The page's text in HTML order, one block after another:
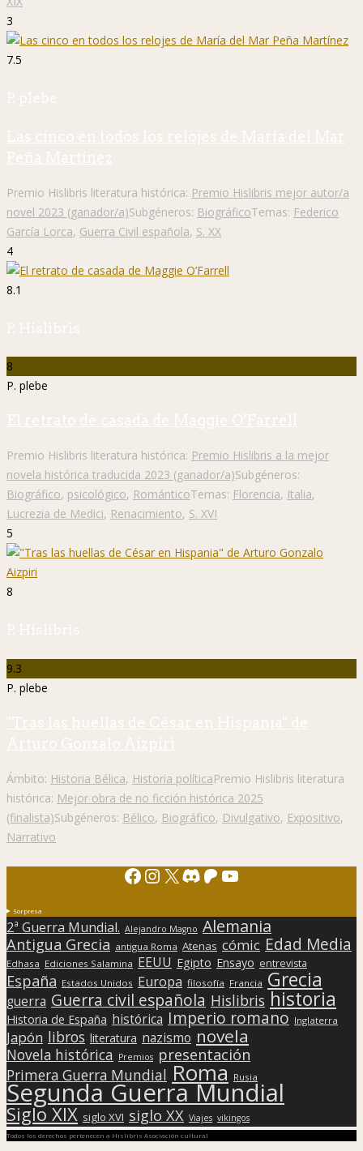
3
7.5
P. plebe
Las cinco en todos los relojes de María del Mar
Peña Martínez
Premio Hislibris literatura histórica: Premio Hislibris mejor autor/a
novel 2023 (ganador/a)Subgéneros: BiográficoTemas: Federico
García Lorca, Guerra Civil española, S. XX
4
8.1
P. Hislibris
8
P. plebe
El retrato de casada de Maggie O’Farrell
Premio Hislibris literatura histórica: Premio Hislibris a la mejor
novela histórica traducida 2023 (ganador/a)Subgéneros:
Biográfico, psicológico, RománticoTemas: Florencia, Italia,
Lucrezia de Medici, Renacimiento, S. XVI
5
8
P. Hislibris
9.3
P. plebe
"Tras las huellas de César en Hispania" de
Arturo Gonzalo Aizpiri
Ámbito: Historia Bélica, Historia políticaPremio Hislibris literatura
histórica: Mejor obra de no ficción histórica 2025
(finalista)Subgéneros: Bélico, Biográfico, Divulgativo, Expositivo,
Narrativo
Facebook
Instagram
X Discord
Patreon
YouTube
Sorpresa
2ª Guerra Mundial. Alejandro Magno Alemania
Antigua Grecia antigua Roma Atenas cómic Edad Media
Edhasa Ediciones Salamina EEUU Egipto Ensayo entrevista
España Estados Unidos Europa filosofía Francia Grecia
guerra Guerra civil española Hislibris historia
Historia de España histórica Imperio romano Inglaterra
Japón libros literatura nazismo novela
Novela histórica Premios presentación
Primera Guerra Mundial Roma Rusia
Segunda Guerra Mundial
Siglo XIX siglo XVI siglo XX Viajes vikingos
Todos los derechos pertenecen a Hislibris Asociación cultural